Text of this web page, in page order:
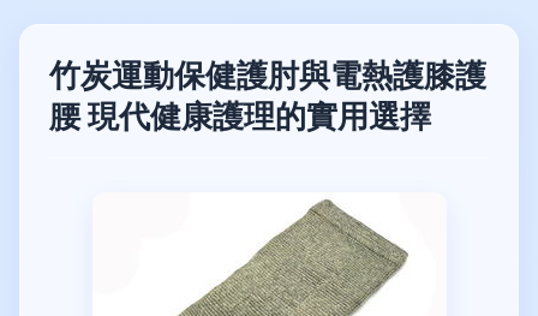
竹炭運動保健護肘與電熱護膝護
腰 現代健康護理的實用選擇